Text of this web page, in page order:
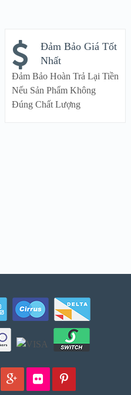
Đảm Bảo Giá Tốt
Nhất
Đảm Bảo Hoàn Trả Lại Tiền
Nếu Sản Phẩm Không
Đúng Chất Lượng